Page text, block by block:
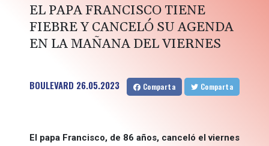
EL PAPA FRANCISCO TIENE
FIEBRE Y CANCELÓ SU AGENDA
EN LA MAÑANA DEL VIERNES
BOULEVARD 26.05.2023 Comparta Comparta
El papa Francisco, de 86 años, canceló el viernes